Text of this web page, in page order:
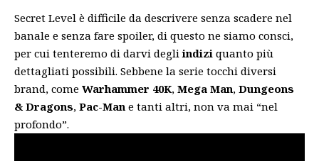
Secret Level è difficile da descrivere senza scadere nel
banale e senza fare spoiler, di questo ne siamo consci,
per cui tenteremo di darvi degliindizi quanto più
dettagliati possibili. Sebbene la serie tocchi diversi
brand, come Warhammer 40K, Mega Man, Dungeons
& Dragons, Pac-Man e tanti altri, non va mai “nel
profondo”.